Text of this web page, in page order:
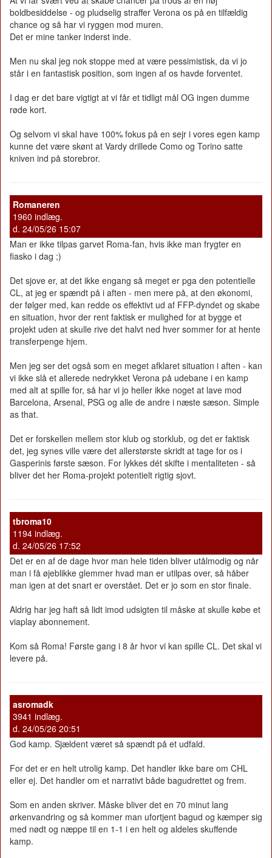
boldbesiddelse - og pludselig straffer Verona os på en tilfældig
chance og så har vi ryggen mod muren.
Det er mine tanker inderst inde.
Men nu skal jeg nok stoppe med at være pessimistisk, da vi jo
står i en fantastisk position, som ingen af os havde forventet.
I dag er det bare vigtigt at vi får et tidligt mål OG ingen dumme
røde kort.
Og selvom vi skal have 100% fokus på en sejr i vores egen kamp
kunne det være skønt at Vardy drillede Como og Torino satte
kniven ind på storebror.
Romaneren
1960 indlæg.
d. 24/05/26 15:07
Man er ikke tilpas garvet Roma-fan, hvis ikke man frygter en
fiasko i dag ;)
Det sjove er, at det ikke engang så meget er pga den potentielle
CL, at jeg er spændt på i aften - men mere på, at den økonomi,
der følger med, kan redde os effektivt ud af FFP-dyndet og skabe
en situation, hvor der rent faktisk er mulighed for at bygge et
projekt uden at skulle rive det halvt ned hver sommer for at hente
transferpenge hjem.
Men jeg ser det også som en meget afklaret situation i aften - kan
vi ikke slå et allerede nedrykket Verona på udebane i en kamp
med alt at spille for, så har vi jo heller ikke noget at lave mod
Barcelona, Arsenal, PSG og alle de andre i næste sæson. Simple
as that.
Det er forskellen mellem stor klub og storklub, og det er faktisk
det, jeg synes ville være det allerstørste skridt at tage for os i
Gasperinis første sæson. For lykkes dét skifte i mentaliteten - så
bliver det her Roma-projekt potentielt rigtig sjovt.
tbroma10
1194 indlæg.
d. 24/05/26 17:52
Det er en af de dage hvor man hele tiden bliver utålmodig og når
man i få øjeblikke glemmer hvad man er utilpas over, så håber
man igen at det snart er overstået. Det er jo som en stor finale.
Aldrig har jeg haft så lidt imod udsigten til måske at skulle købe et
viaplay abonnement.
Kom så Roma! Første gang i 8 år hvor vi kan spille CL. Det skal vi
levere på.
asromadk
3941 indlæg.
d. 24/05/26 20:51
God kamp. Sjældent været så spændt på et udfald.
For det er en helt utrolig kamp. Det handler ikke bare om CHL
eller ej. Det handler om et narrativt både bagudrettet og frem.
Som en anden skriver. Måske bliver det en 70 minut lang
ørkenvandring og så kommer man ufortjent bagud og kæmper sig
med nødt og næppe til en 1-1 i en helt og aldeles skuffende
kamp.